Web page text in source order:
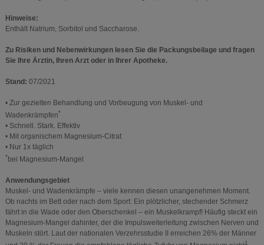
Hinweise:
Enthält Natrium, Sorbitol und Saccharose.
Zu Risiken und Nebenwirkungen lesen Sie die Packungsbeilage und fragen
Sie Ihre Ärztin, Ihren Arzt oder in Ihrer Apotheke.
Stand: 07/2021
• Zur gezielten Behandlung und Vorbeugung von Muskel- und
Wadenkrämpfen*
• Schnell. Stark. Effektiv
• Mit organischem Magnesium-Citrat
• Nur 1x täglich
*bei Magnesium-Mangel
Anwendungsgebiet
Muskel- und Wadenkrämpfe – viele kennen diesen unangenehmen Moment.
Ob nachts im Bett oder nach dem Sport: Ein plötzlicher, stechender Schmerz
fährt in die Wade oder den Oberschenkel – ein Muskelkrampf! Häufig steckt ein
Magnesium-Mangel dahinter, der die Impulsweiterleitung zwischen Nerven und
Muskeln stört. Laut der nationalen Verzehrsstudie II erreichen 26% der Männer
1